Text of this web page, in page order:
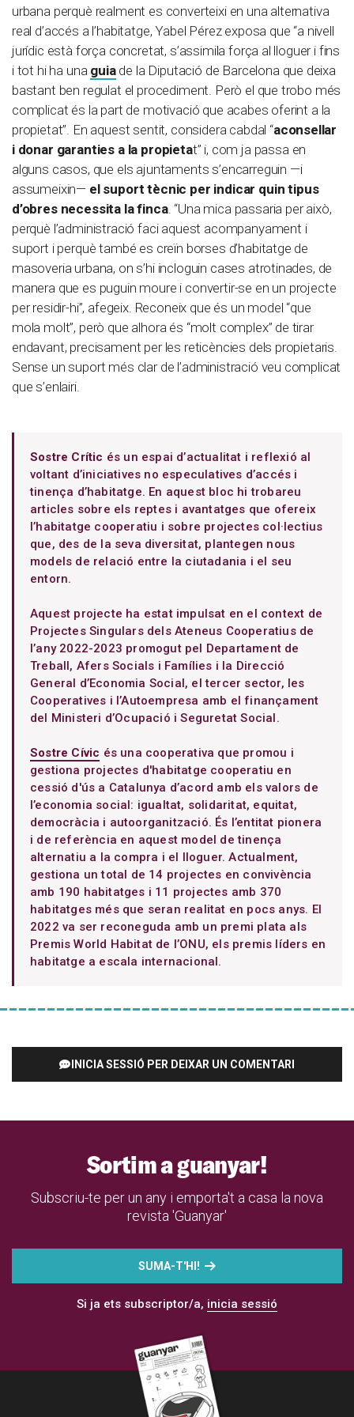
urbana perquè realment es converteixi en una alternativa
real d’accés a l’habitatge, Yabel Pérez exposa que “a nivell
jurídic està força concretat, s’assimila força al lloguer i fins
i tot hi ha una guiade la Diputació de Barcelona que deixa
bastant ben regulat el procediment. Però el que trobo més
complicat és la part de motivació que acabes oferint a la
propietat”. En aquest sentit, considera cabdal “aconsellar
i donar garanties a la propietat” i, com ja passa en
alguns casos, que els ajuntaments s’encarreguin —i
assumeixin— el suport tècnic per indicar quin tipus
d’obres necessita la finca. “Una mica passaria per això,
perquè l’administració faci aquest acompanyament i
suport i perquè també es creïn borses d’habitatge de
masoveria urbana, on s’hi incloguin cases atrotinades, de
manera que es puguin moure i convertir-se en un projecte
per residir-hi”, afegeix. Reconeix que és un model “que
mola molt”, però que alhora és “molt complex” de tirar
endavant, precisament per les reticències dels propietaris.
Sense un suport més clar de l’administració veu complicat
que s’enlairi.
Sostre Crític és un espai d’actualitat i reflexió al
voltant d’iniciatives no especulatives d’accés i
tinença d’habitatge. En aquest bloc hi trobareu
articles sobre els reptes i avantatges que ofereix
l’habitatge cooperatiu i sobre projectes col·lectius
que, des de la seva diversitat, plantegen nous
models de relació entre la ciutadania i el seu
entorn.
Aquest projecte ha estat impulsat en el context de
Projectes Singulars dels Ateneus Cooperatius de
l’any 2022-2023 promogut pel Departament de
Treball, Afers Socials i Famílies i la Direcció
General d’Economia Social, el tercer sector, les
Cooperatives i l’Autoempresa amb el finançament
del Ministeri d’Ocupació i Seguretat Social.
Sostre Cívic és una cooperativa que promou i
gestiona projectes d'habitatge cooperatiu en
cessió d'ús a Catalunya d’acord amb els valors de
l’economia social: igualtat, solidaritat, equitat,
democràcia i autoorganització. És l’entitat pionera
i de referència en aquest model de tinença
alternatiu a la compra i el lloguer. Actualment,
gestiona un total de 14 projectes en convivència
amb 190 habitatges i 11 projectes amb 370
habitatges més que seran realitat en pocs anys. El
2022 va ser reconeguda amb un premi plata als
Premis World Habitat de l’ONU, els premis líders en
habitatge a escala internacional.
INICIA SESSIÓ PER DEIXAR UN COMENTARI
Sortim a guanyar!
Subscriu-te per un any i emporta't a casa la nova
revista 'Guanyar'
SUMA-T'HI!
Si ja ets subscriptor/a, inicia sessió